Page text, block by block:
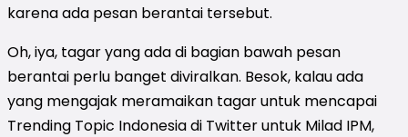
karena ada pesan berantai tersebut.
Oh, iya, tagar yang ada di bagian bawah pesan
berantai perlu banget diviralkan. Besok, kalau ada
yang mengajak meramaikan tagar untuk mencapai
Trending Topic Indonesia di Twitter untuk Milad IPM,